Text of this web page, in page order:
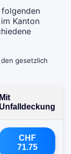
Kanton
gesetzlich
Mit
Unfalldeckung
CHF
71.75